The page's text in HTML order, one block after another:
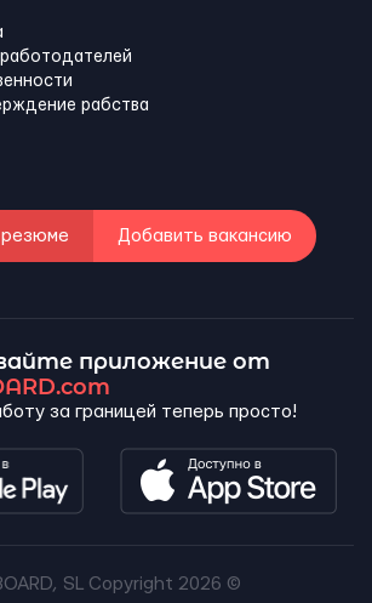
рабства
Добавить вакансию
приложение от
за границей теперь просто!
SL Copyright 2026 ©